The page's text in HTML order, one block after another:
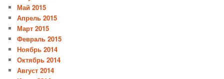
Май 2015
Апрель 2015
Март 2015
Февраль 2015
Ноябрь 2014
Октябрь 2014
Август 2014